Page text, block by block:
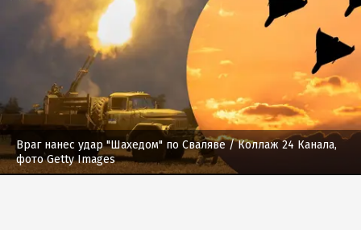
Враг нанес удар "Шахедом" по Сваляве/ Коллаж 24 Канала,
фото Getty Images